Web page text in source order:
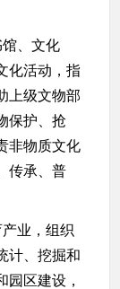
、文化
化活动，指
上级文物部
保护、抢
非物质文化
传承、普
业，组织
计、挖掘和
园区建设，